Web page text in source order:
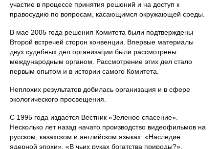
участие в процессе принятия решений и на доступ к
правосудию по вопросам, касающимся окружающей среды.
В мае 2005 года решения Комитета были подтверждены
Второй встречей сторон конвенции. Впервые материалы
двух судебных дел организации были рассмотрены
международным органом. Рассмотрение этих дел стало
первым опытом и в истории самого Комитета.
Неплохих результатов добилась организация и в сфере
экологического просвещения.
С 1995 года издается Вестник «Зеленое спасение».
Несколько лет назад начато производство видеофильмов на
русском, казахском и английском языках: «Наследие
ядерной эпохи», «В чьих руках богатства природы?»,